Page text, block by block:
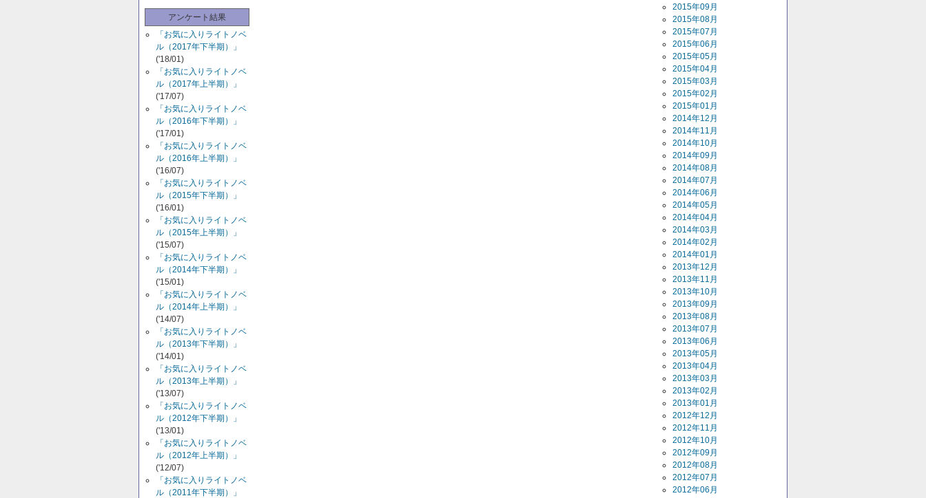
アンケート結果
「お気に入りライトノベ
ル（2017年下半期）」
('18/01)
「お気に入りライトノベ
ル（2017年上半期）」
('17/07)
「お気に入りライトノベ
ル（2016年下半期）」
('17/01)
「お気に入りライトノベ
ル（2016年上半期）」
('16/07)
「お気に入りライトノベ
ル（2015年下半期）」
('16/01)
「お気に入りライトノベ
ル（2015年上半期）」
('15/07)
「お気に入りライトノベ
ル（2014年下半期）」
('15/01)
「お気に入りライトノベ
ル（2014年上半期）」
('14/07)
「お気に入りライトノベ
ル（2013年下半期）」
('14/01)
「お気に入りライトノベ
ル（2013年上半期）」
('13/07)
「お気に入りライトノベ
ル（2012年下半期）」
('13/01)
「お気に入りライトノベ
ル（2012年上半期）」
('12/07)
「お気に入りライトノベ
ル（2011年下半期）」
2015年09月
2015年08月
2015年07月
2015年06月
2015年05月
2015年04月
2015年03月
2015年02月
2015年01月
2014年12月
2014年11月
2014年10月
2014年09月
2014年08月
2014年07月
2014年06月
2014年05月
2014年04月
2014年03月
2014年02月
2014年01月
2013年12月
2013年11月
2013年10月
2013年09月
2013年08月
2013年07月
2013年06月
2013年05月
2013年04月
2013年03月
2013年02月
2013年01月
2012年12月
2012年11月
2012年10月
2012年09月
2012年08月
2012年07月
2012年06月